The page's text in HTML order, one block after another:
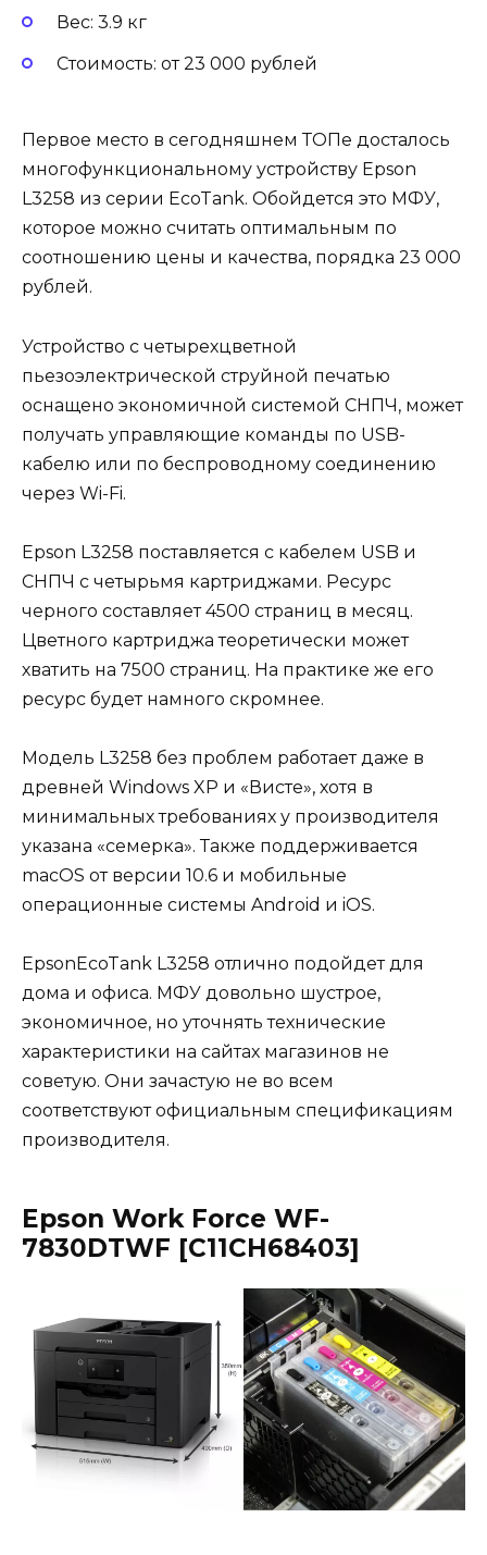
Вес: 3.9 кг
Стоимость: от 23 000 рублей
Первое место в сегодняшнем ТОПе досталось
многофункциональному устройству Epson
L3258 из серии EcoTank. Обойдется это МФУ,
которое можно считать оптимальным по
соотношению цены и качества, порядка 23 000
рублей.
Устройство с четырехцветной
пьезоэлектрической струйной печатью
оснащено экономичной системой СНПЧ, может
получать управляющие команды по USB-
кабелю или по беспроводному соединению
через Wi-Fi.
Epson L3258 поставляется с кабелем USB и
СНПЧ с четырьмя картриджами. Ресурс
черного составляет 4500 страниц в месяц.
Цветного картриджа теоретически может
хватить на 7500 страниц. На практике же его
ресурс будет намного скромнее.
Модель L3258 без проблем работает даже в
древней Windows XP и «Висте», хотя в
минимальных требованиях у производителя
указана «семерка». Также поддерживается
macOS от версии 10.6 и мобильные
операционные системы Android и iOS.
EpsonEcoTank L3258 отлично подойдет для
дома и офиса. МФУ довольно шустрое,
экономичное, но уточнять технические
характеристики на сайтах магазинов не
советую. Они зачастую не во всем
соответствуют официальным спецификациям
производителя.
Epson Work Force WF-
7830DTWF [C11CH68403]